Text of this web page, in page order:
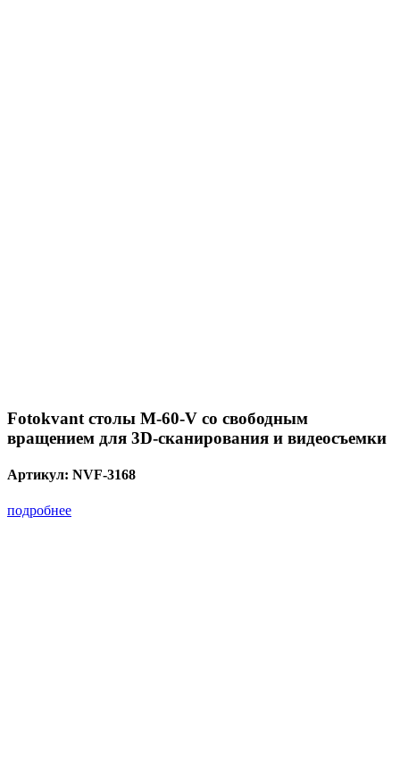
Fotokvant столы M-60-V со свободным
вращением для 3D-сканирования и видеосъемки
Артикул: NVF-3168
подробнее